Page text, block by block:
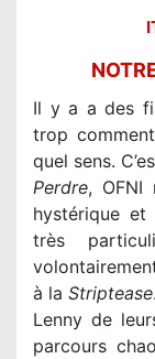
Il y a a des
trop
quel sens.
Perdre, OFNI
hystérique
très
à la Striptease
Lenny de
parcours